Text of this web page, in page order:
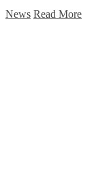
News Read More